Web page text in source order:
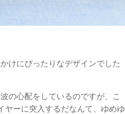
けにぴったりなデザインでした
の心配をしているのですが、こ
ヤーに突入するだなんて、ゆめゆ